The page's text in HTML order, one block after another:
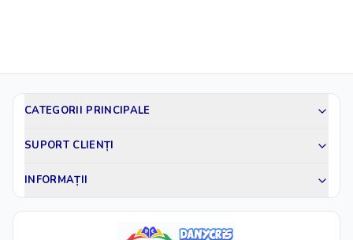
CATEGORII PRINCIPALE
SUPORT CLIENȚI
INFORMAȚII